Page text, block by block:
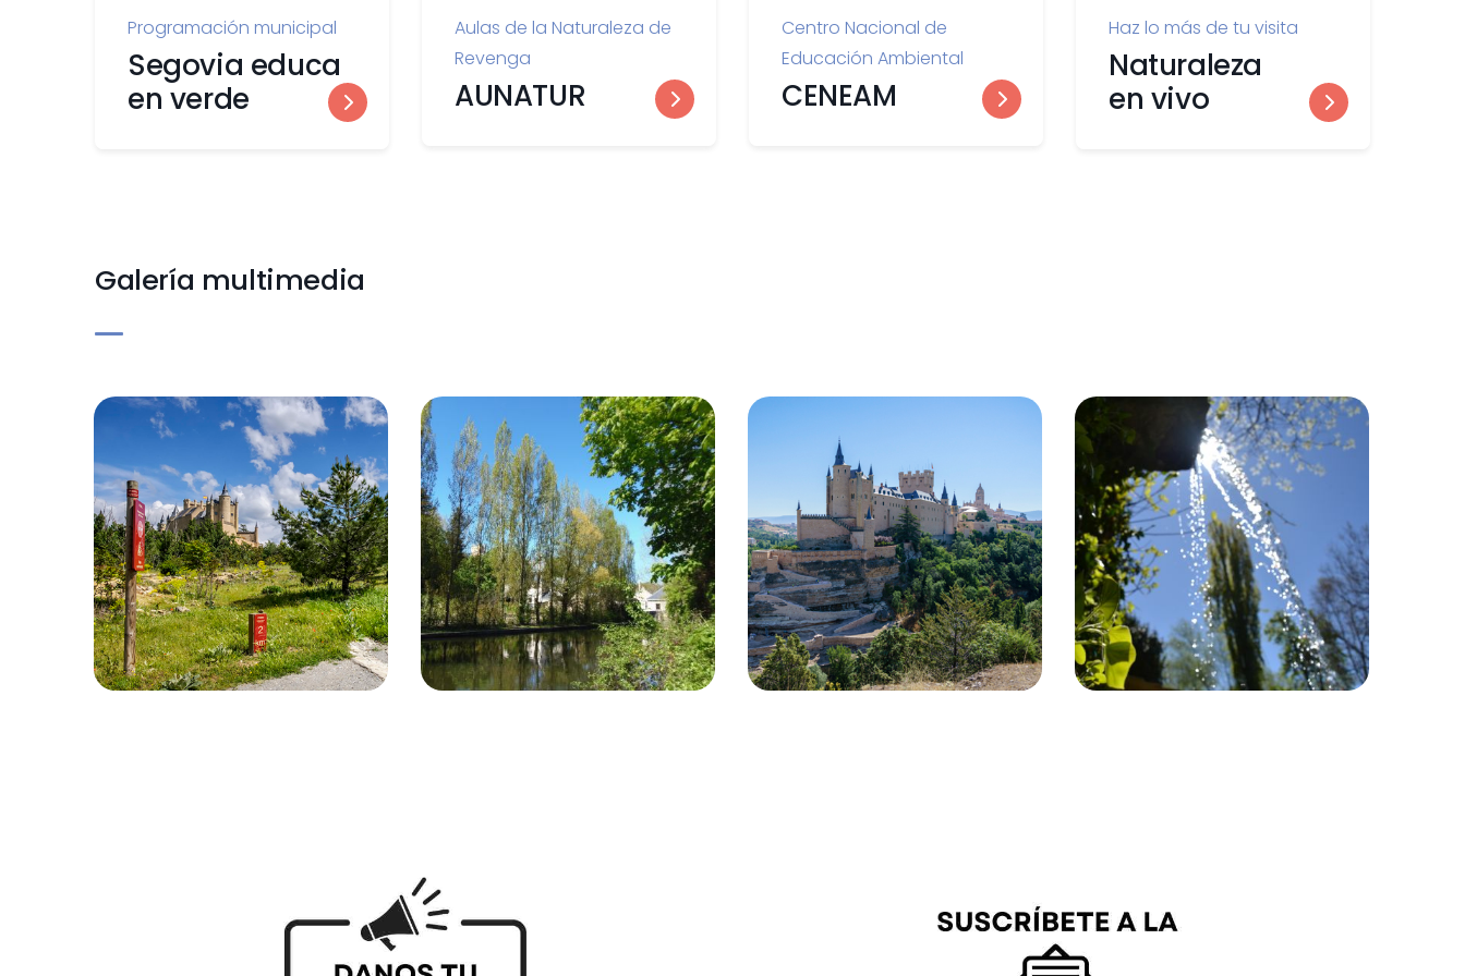
Programación municipal
Segovia educa
en verde
Aulas de la Naturaleza de
Revenga
AUNATUR
Centro Nacional de
Educación Ambiental
CENEAM
Haz lo más de tu visita
Naturaleza
en vivo
Galería multimedia